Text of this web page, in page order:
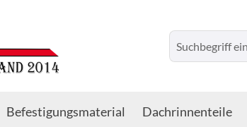
Befestigungsmaterial Dachrinnenteile